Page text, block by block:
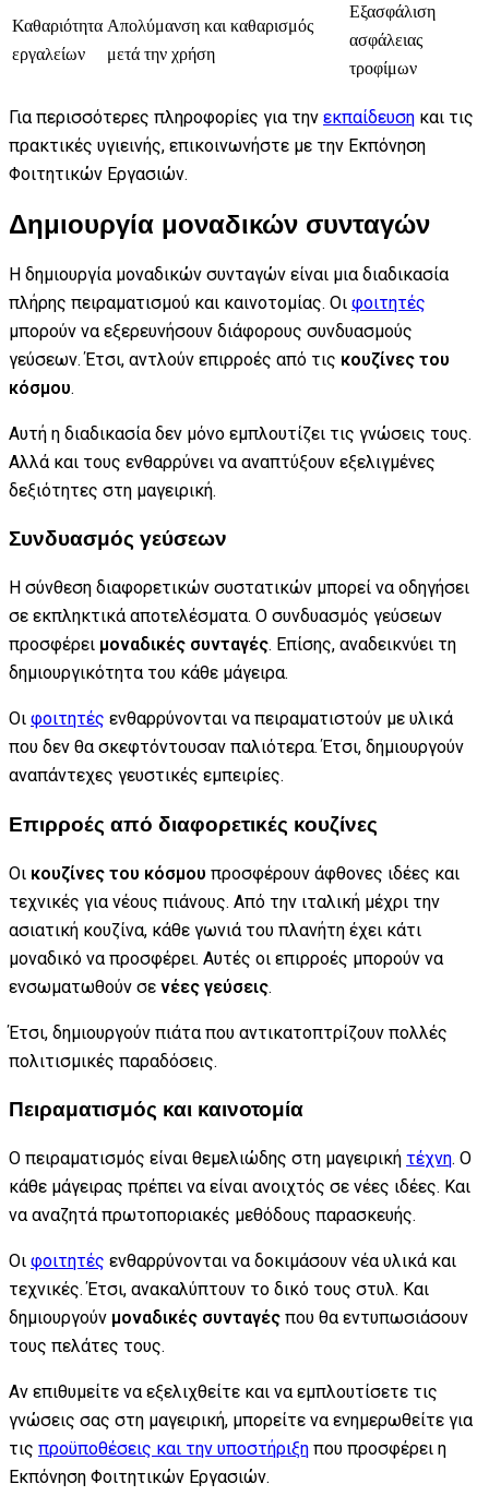
Καθαριότητα
εργαλείων
Απολύμανση και καθαρισμός
μετά την χρήση
Εξασφάλιση
ασφάλειας
τροφίμων
Για περισσότερες πληροφορίες για την εκπαίδευση και τις
πρακτικές υγιεινής, επικοινωνήστε με την Εκπόνηση
Φοιτητικών Εργασιών.
Δημιουργία μοναδικών συνταγών
Η δημιουργία μοναδικών συνταγών είναι μια διαδικασία
πλήρης πειραματισμού και καινοτομίας. Οι φοιτητές
μπορούν να εξερευνήσουν διάφορους συνδυασμούς
γεύσεων. Έτσι, αντλούν επιρροές από τις κουζίνες του
κόσμου.
Αυτή η διαδικασία δεν μόνο εμπλουτίζει τις γνώσεις τους.
Αλλά και τους ενθαρρύνει να αναπτύξουν εξελιγμένες
δεξιότητες στη μαγειρική.
Συνδυασμός γεύσεων
Η σύνθεση διαφορετικών συστατικών μπορεί να οδηγήσει
σε εκπληκτικά αποτελέσματα. Ο συνδυασμός γεύσεων
προσφέρει μοναδικές συνταγές. Επίσης, αναδεικνύει τη
δημιουργικότητα του κάθε μάγειρα.
Οι φοιτητές ενθαρρύνονται να πειραματιστούν με υλικά
που δεν θα σκεφτόντουσαν παλιότερα. Έτσι, δημιουργούν
αναπάντεχες γευστικές εμπειρίες.
Επιρροές από διαφορετικές κουζίνες
Οι κουζίνες του κόσμου προσφέρουν άφθονες ιδέες και
τεχνικές για νέους πιάνους. Από την ιταλική μέχρι την
ασιατική κουζίνα, κάθε γωνιά του πλανήτη έχει κάτι
μοναδικό να προσφέρει. Αυτές οι επιρροές μπορούν να
ενσωματωθούν σε νέες γεύσεις.
Έτσι, δημιουργούν πιάτα που αντικατοπτρίζουν πολλές
πολιτισμικές παραδόσεις.
Πειραματισμός και καινοτομία
Ο πειραματισμός είναι θεμελιώδης στη μαγειρική τέχνη. Ο
κάθε μάγειρας πρέπει να είναι ανοιχτός σε νέες ιδέες. Και
να αναζητά πρωτοποριακές μεθόδους παρασκευής.
Οι φοιτητές ενθαρρύνονται να δοκιμάσουν νέα υλικά και
τεχνικές. Έτσι, ανακαλύπτουν το δικό τους στυλ. Και
δημιουργούν μοναδικές συνταγές που θα εντυπωσιάσουν
τους πελάτες τους.
Αν επιθυμείτε να εξελιχθείτε και να εμπλουτίσετε τις
γνώσεις σας στη μαγειρική, μπορείτε να ενημερωθείτε για
τις προϋποθέσεις και την υποστήριξη που προσφέρει η
Εκπόνηση Φοιτητικών Εργασιών.